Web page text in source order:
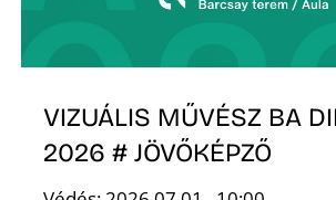
VIZUÁLIS MŰVÉSZ BA
2026 # JÖVŐKÉPZŐ